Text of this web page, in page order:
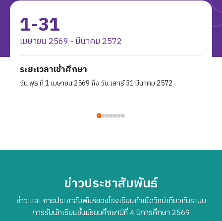
1-31
เมษายน 2569 - มีนาคม 2572
ระยะเวลาเข้าศึกษา
วัน พุธ ที่ 1 เมษายน 2569 ถึง วัน เสาร์ 31 มีนาคม 2572
ข่าวประชาสัมพันธ์
ข่าว และ การประชาสัมพันธ์ของโรงเรียนกำเนิดวิทย์เกี่ยวกับระบบ
การรับนักเรียนชั้นมัธยมศึกษาปีที่ 4 ปีการศึกษา 2569